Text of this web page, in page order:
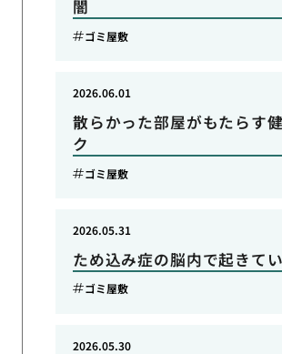
闇
ゴミ屋敷
散らかった部屋がもたらす
ク
2026.06.01
ゴミ屋敷
ため込み症の脳内で起きて
2026.05.31
ゴミ屋敷
2026.05.30